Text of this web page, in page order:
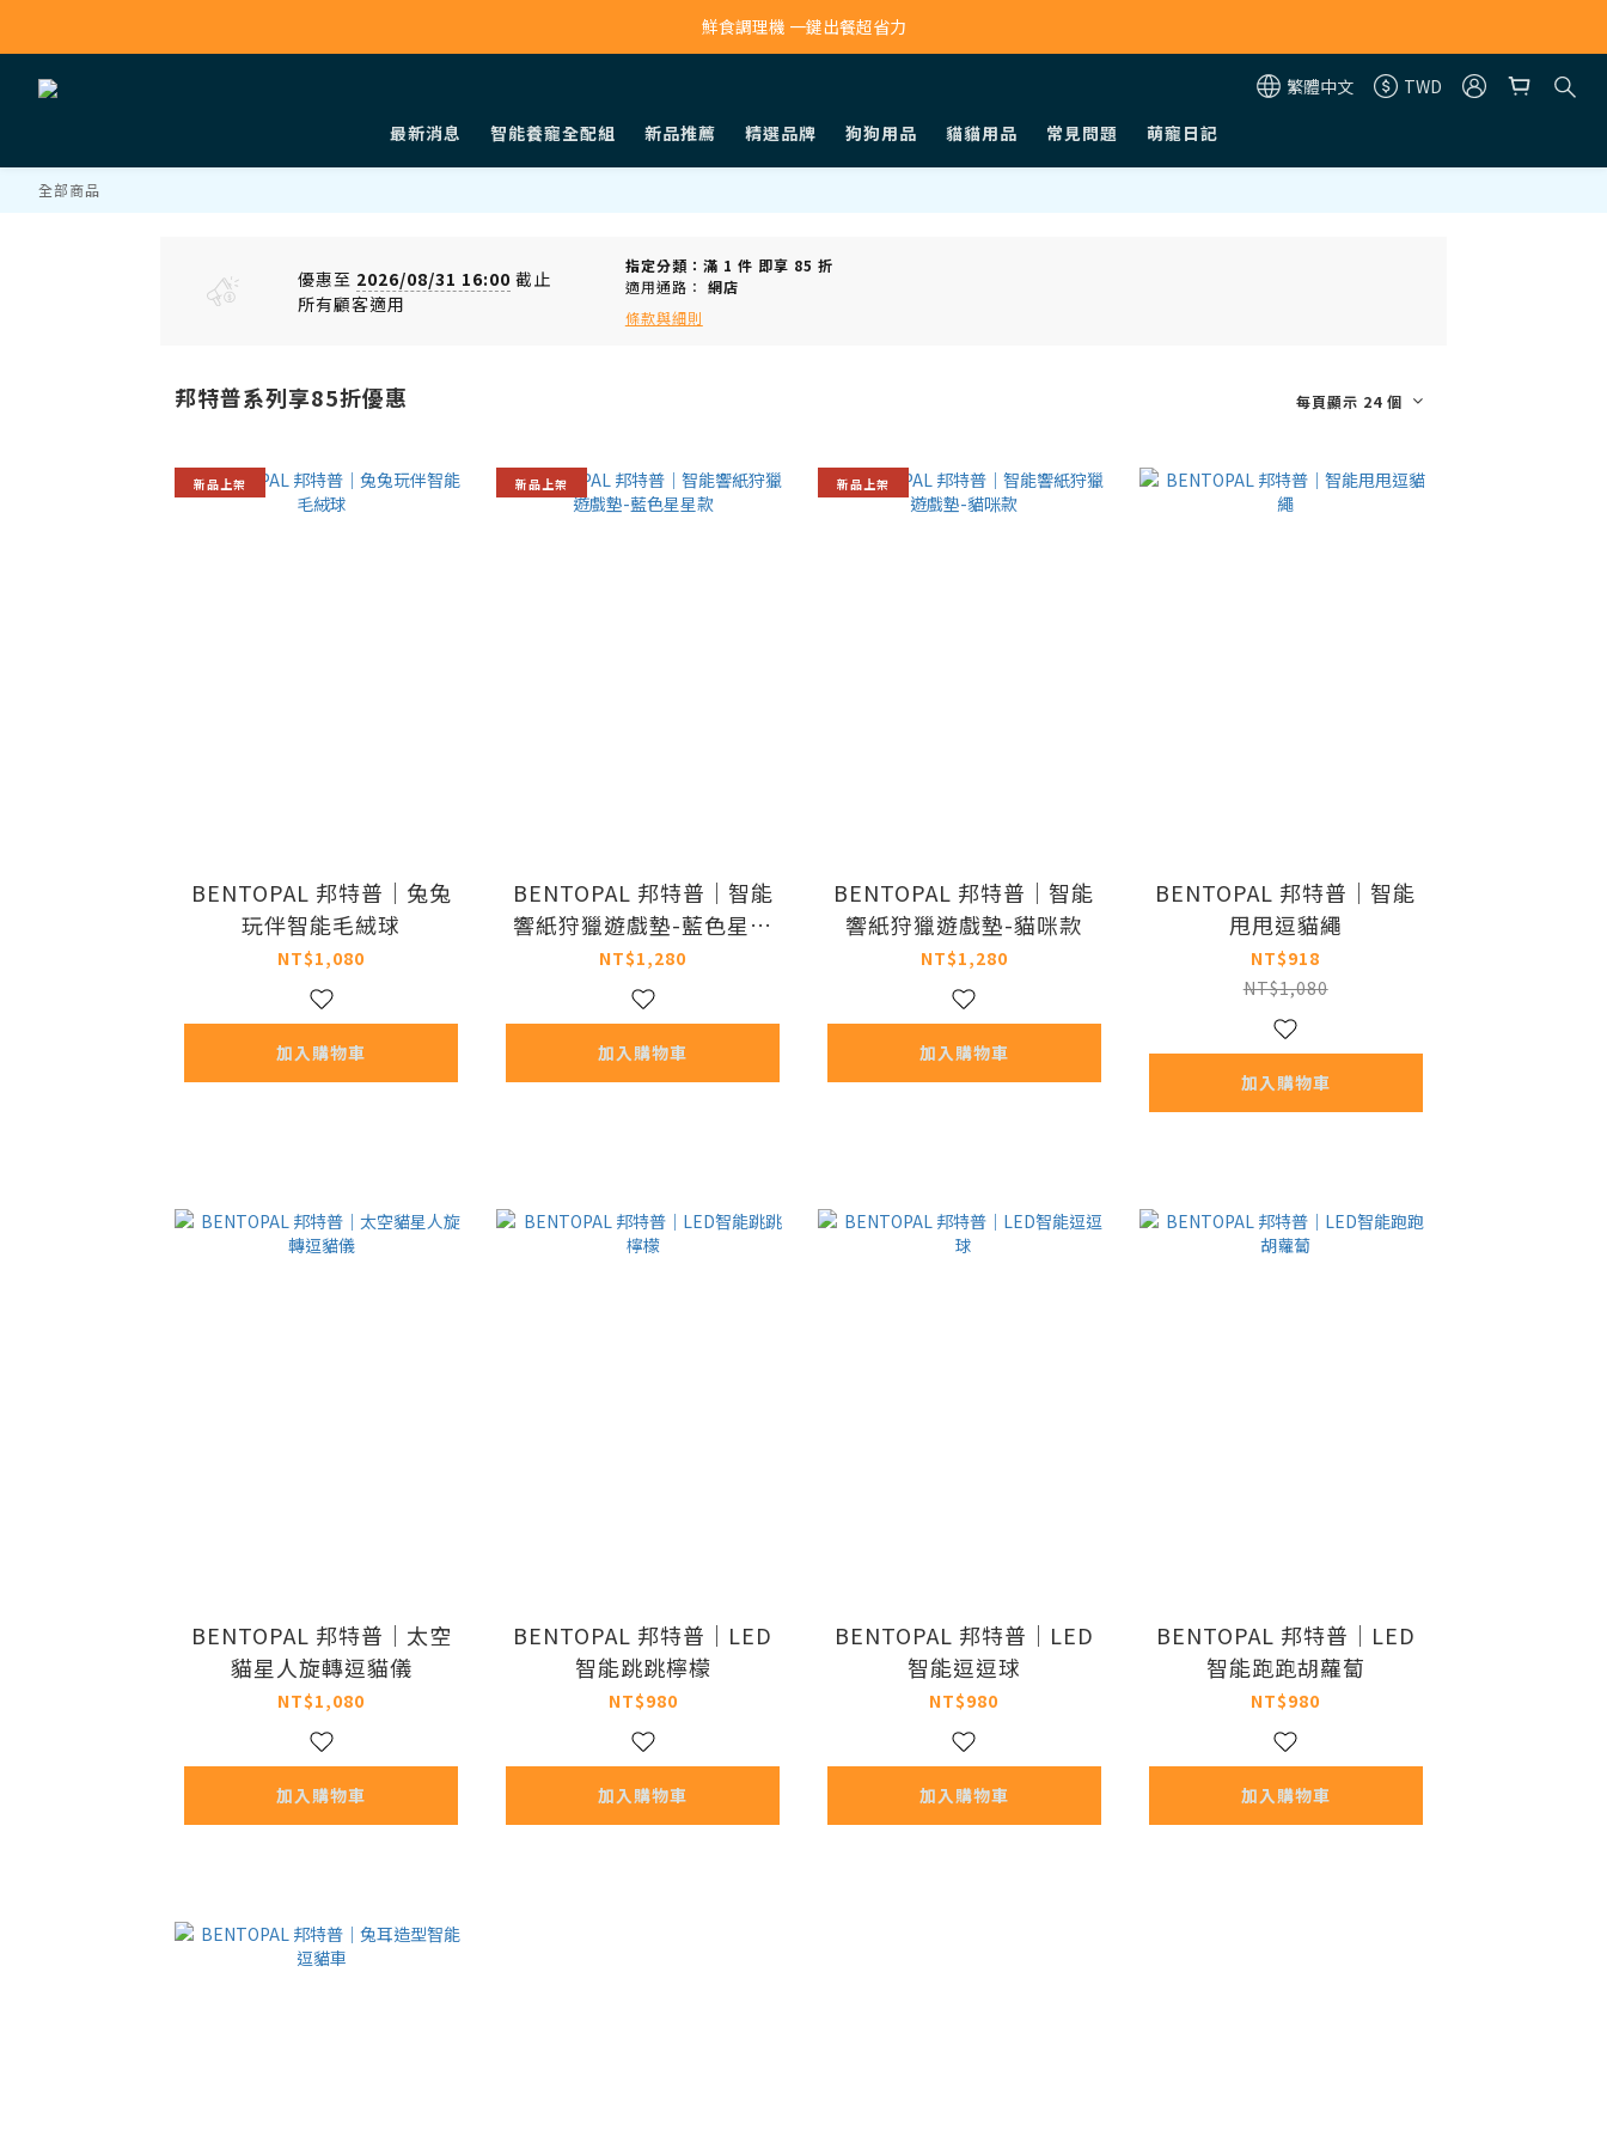
寵物吸毛機 吸毛清淨抗敏一次搞定
鮮食調理機 一鍵出餐超省力
繁體中文
TWD
最新消息
智能養寵全配組 新品推薦 精選品牌 狗狗用品 貓貓用品 常見問題 萌寵日記
全部商品
優惠至 2026/08/31 16:00 截止
所有顧客適用
指定分類：滿 1 件 即享 85 折
適用通路： 網店
條款與細則
邦特普系列享85折優惠 每頁顯示 24 個
新品上架
BENTOPAL 邦特普｜兔兔
玩伴智能毛絨球
NT$1,080
加入購物車
新品上架
BENTOPAL 邦特普｜智能
響紙狩獵遊戲墊-藍色星星
款
NT$1,280
加入購物車
新品上架
BENTOPAL 邦特普｜智能
響紙狩獵遊戲墊-貓咪款
NT$1,280
加入購物車
BENTOPAL 邦特普｜智能
甩甩逗貓繩
NT$918
NT$1,080
加入購物車
BENTOPAL 邦特普｜太空
貓星人旋轉逗貓儀
NT$1,080
加入購物車
BENTOPAL 邦特普｜LED
智能跳跳檸檬
NT$980
加入購物車
BENTOPAL 邦特普｜LED
智能逗逗球
NT$980
加入購物車
BENTOPAL 邦特普｜LED
智能跑跑胡蘿蔔
NT$980
加入購物車